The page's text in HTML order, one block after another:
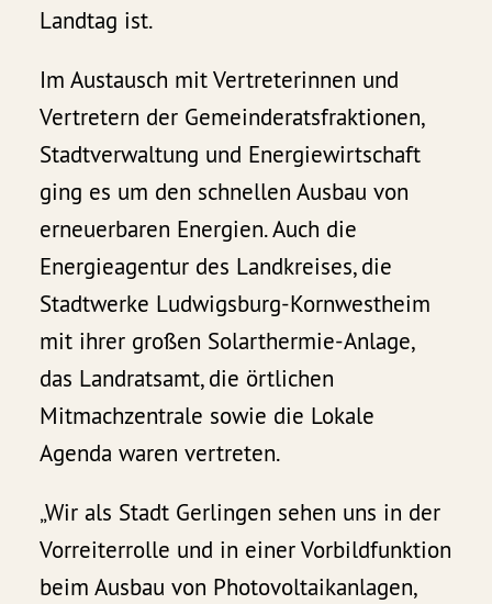
Landtag ist.
Im Austausch mit Vertreterinnen und
Vertretern der Gemeinderatsfraktionen,
Stadtverwaltung und Energiewirtschaft
ging es um den schnellen Ausbau von
erneuerbaren Energien. Auch die
Energieagentur des Landkreises, die
Stadtwerke Ludwigsburg-Kornwestheim
mit ihrer großen Solarthermie-Anlage,
das Landratsamt, die örtlichen
Mitmachzentrale sowie die Lokale
Agenda waren vertreten.
„Wir als Stadt Gerlingen sehen uns in der
Vorreiterrolle und in einer Vorbildfunktion
beim Ausbau von Photovoltaikanlagen,